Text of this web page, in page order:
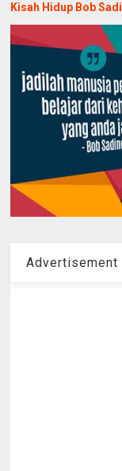
Kisah Hidup Bob
Advertisement